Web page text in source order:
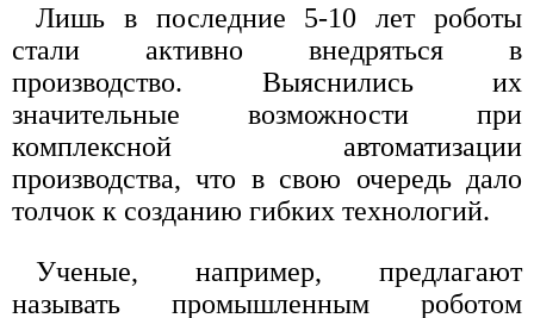
Лишь в последние 5-10 лет роботы
стали активно внедряться в
производство. Выяснились их
значительные возможности при
комплексной автоматизации
производства, что в свою очередь дало
толчок к созданию гибких технологий.
Ученые, например, предлагают
называть промышленным роботом